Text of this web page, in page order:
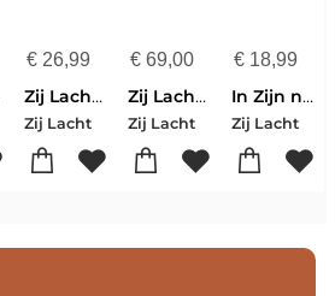
€ 26,99
Zij Lacht dagboek
Zij Lacht
€ 69,00
Zij Lacht Bijbel NBV21
Zij Lacht
€ 18,99
In Zijn nabijheid
Zij Lacht